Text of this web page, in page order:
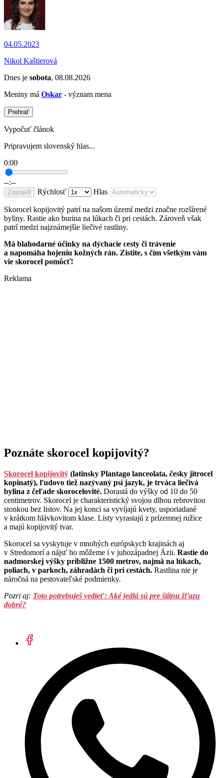
04.05.2023
Nikol Kaštierová
Dnes je sobota, 08.08.2026
Meniny má Oskar - význam mena
Prehrať
Vypočuť článok
Pripravujem slovenský hlas...
0:00
--:--
Zastaviť Rýchlosť Hlas
Skorocel kopijovitý patrí na našom území medzi značne rozšírené
byliny. Rastie ako burina na lúkach či pri cestách. Zároveň však
patrí medzi najznámejšie liečivé rastliny.
Má blahodarné účinky na dýchacie cesty či trávenie
a napomáha hojeniu kožných rán. Zistite, s čím všetkým vám
vie skorocel pomôcť!
Reklama
Poznáte skorocel kopijovitý?
Skorocel kopijovitý (latinsky Plantago lanceolata, česky jitrocel
kopinatý), ľudovo tiež nazývaný psí jazyk, je trváca liečivá
bylina z čeľade skorocelovité. Dorastá do výšky od 10 do 50
centimetrov. Skorocel je charakteristický svojou dlhou rebrovitou
stonkou bez listov. Na jej konci sa vyvíjajú kvety, usporiadané
v krátkom hlávkovitom klase. Listy vyrastajú z prízemnej ružice
a majú kopijovitý tvar.
Skorocel sa vyskytuje v mnohých európskych krajinách aj
v Stredomorí a nájsť ho môžeme i v juhozápadnej Ázii. Rastie do
nadmorskej výšky približne 1500 metrov, najmä na lúkach,
poliach, v parkoch, záhradách či pri cestách. Rastlina nie je
náročná na pestovateľské podmienky.
Pozri aj: Toto potrebuješ vedieť: Aké jedlá sú pre štítnu žľazu
dobré?